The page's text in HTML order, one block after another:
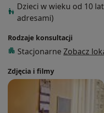
Dzieci w wieku od 10
adresami)
Rodzaje konsultacji
Stacjonarne Zobacz
Zdjęcia i filmy